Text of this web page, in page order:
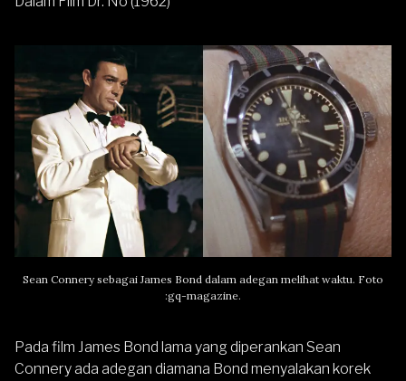
Sean Connery sebagai James Bond dalam adegan melihat waktu. Foto
:gq-magazine.
Pada film James Bond lama yang diperankan Sean
Connery ada adegan diamana Bond menyalakan korek